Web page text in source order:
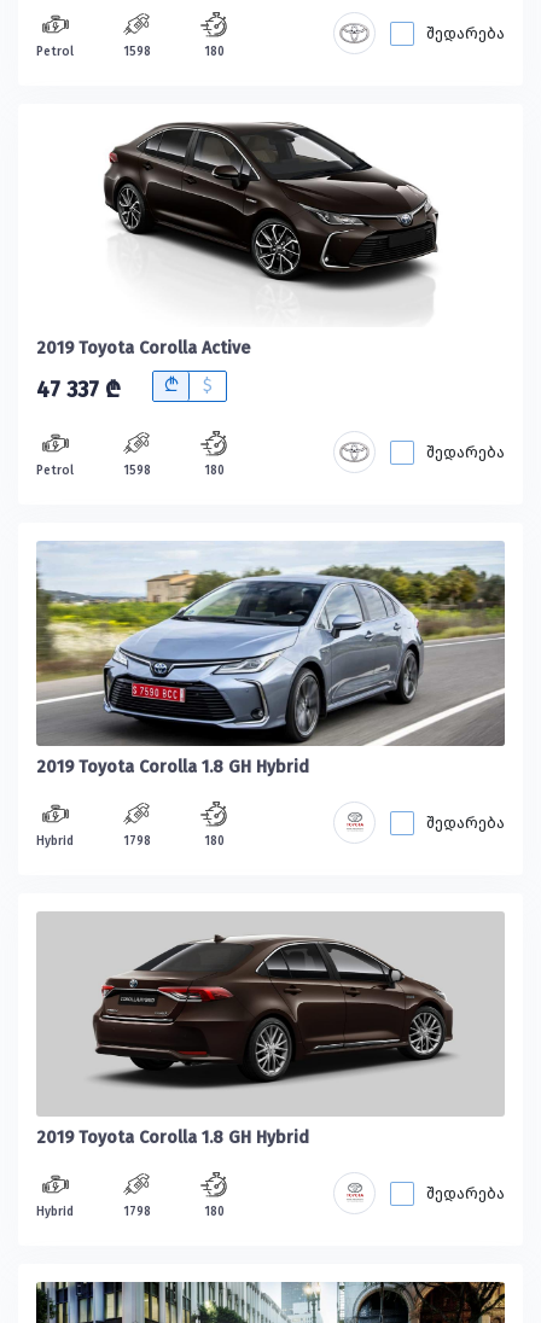
Petrol 1598 180
შედარება
2019 Toyota Corolla Active
47 337 ₾ B $
Petrol 1598 180
შედარება
2019 Toyota Corolla 1.8 GH Hybrid
Hybrid 1798 180
შედარება
2019 Toyota Corolla 1.8 GH Hybrid
Hybrid 1798 180
შედარება